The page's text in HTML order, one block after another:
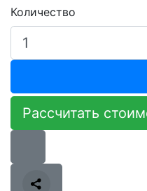
Количество
Рассчитать